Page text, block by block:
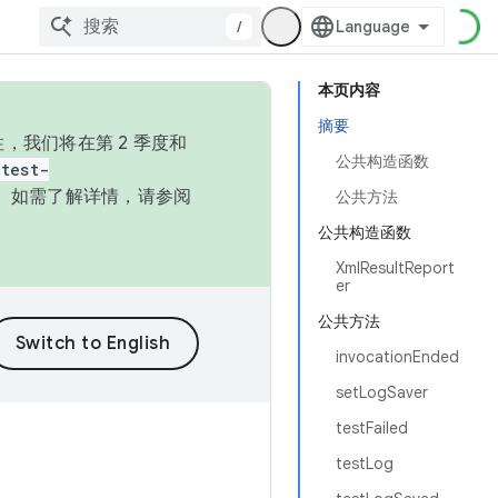
/
本页内容
摘要
公共构造函数
公共方法
公共构造函数
XmlResultReport
er
公共方法
invocationEnded
setLogSaver
testFailed
testLog
我们将在第 2 季度和
如需了解详情，请参阅